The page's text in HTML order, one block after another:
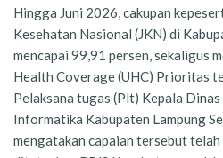
Hingga Juni 2026, cakupan
Kesehatan Nasional (JKN) di
mencapai 99,91 persen, sekaligus
Health Coverage (UHC) Prioritas
Pelaksana tugas (Plt) Kepala Dinas
Informatika Kabupaten Lampung
mengatakan capaian tersebut